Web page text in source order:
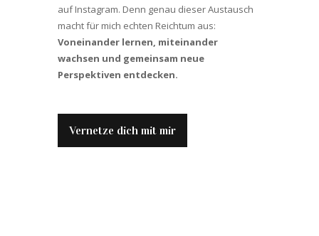
auf Instagram. Denn genau dieser Austausch
macht für mich echten Reichtum aus:
Voneinander lernen, miteinander
wachsen und gemeinsam neue
Perspektiven entdecken.
Vernetze dich mit mir